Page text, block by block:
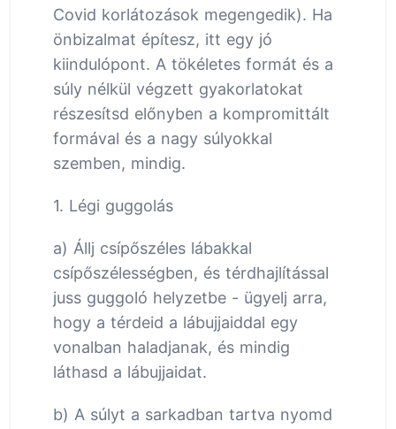
Covid korlátozások megengedik). Ha
önbizalmat építesz, itt egy jó
kiindulópont. A tökéletes formát és a
súly nélkül végzett gyakorlatokat
részesítsd előnyben a kompromittált
formával és a nagy súlyokkal
szemben, mindig.
1. Légi guggolás
a) Állj csípőszéles lábakkal
csípőszélességben, és térdhajlítással
juss guggoló helyzetbe - ügyelj arra,
hogy a térdeid a lábujjaiddal egy
vonalban haladjanak, és mindig
láthasd a lábujjaidat.
b) A súlyt a sarkadban tartva nyomd